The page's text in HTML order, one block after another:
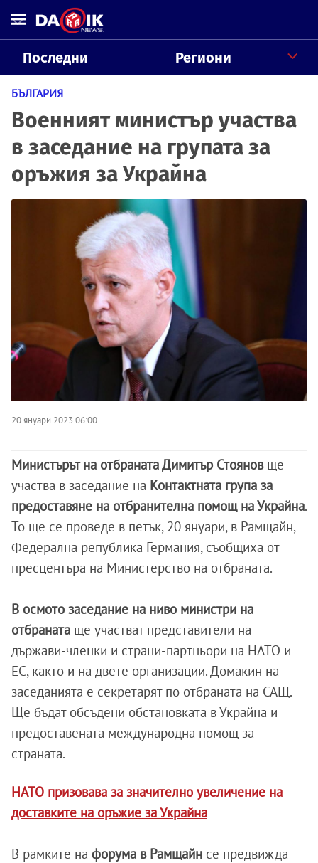
Последни Региони
БЪЛГАРИЯ
Военният министър участва
в заседание на групата за
оръжия за Украйна
20 януари 2023 06:00
Министърът на отбраната Димитър Стояновще
участва в заседание на Контактната група за
предоставяне на отбранителна помощ на Украйна.
То ще се проведе в петък, 20 януари, в Рамщайн,
Федерална република Германия, съобщиха от
пресцентъра на Министерство на отбраната.
В осмото заседание на ниво министри на
отбраната ще участват представители на
държави-членки и страни-партньори на НАТО и
ЕС, както и на двете организации. Домакин на
заседанията е секретарят по отбраната на САЩ.
Ще бъдат обсъдени обстановката в Украйна и
предоставената международна помощ за
страната.
НАТО призовава за значително увеличение на
доставките на оръжие за Украйна
В рамките на форума в Рамщайн се предвижда